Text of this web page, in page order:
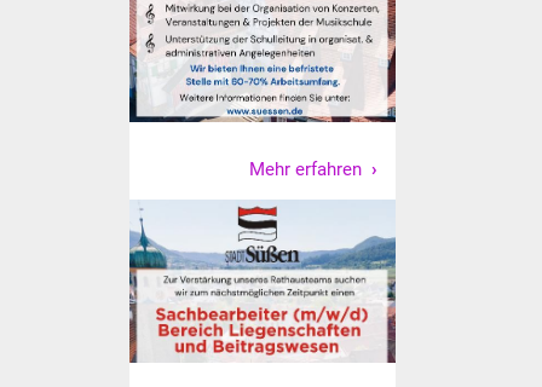
Bildung
Schulen
Kolping-Musikschule
Volkshochschule
Soziale Einrichtungen
Kirchen
Mehr erfahren